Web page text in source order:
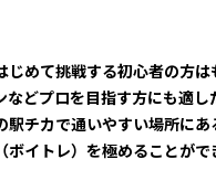
じめて挑戦する初心者の方
どプロを目指す方にも適し
駅チカで通いやすい場所に
ボイトレ）を極めることがで